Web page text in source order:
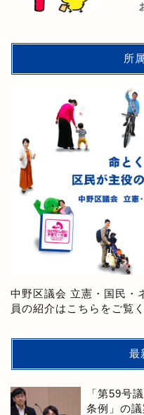
所
中野区議会 立憲・国民・
員の紹介はこちらをご覧
最
「第59号
条例」の